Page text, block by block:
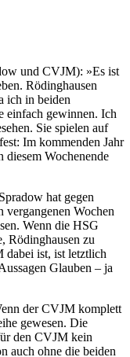
und CVJM): »Es ist
Rödinghausen
ich in beiden
einfach gewinnen. Ich
Sie spielen auf
Im kommenden Jahr
Wochenende
hat gegen
vergangenen Wochen
Wenn die HSG
Rödinghausen zu
dabei ist, ist letztlich
Glauben – ja
der CVJM komplett
gewesen. Die
den CVJM kein
auch ohne die beiden